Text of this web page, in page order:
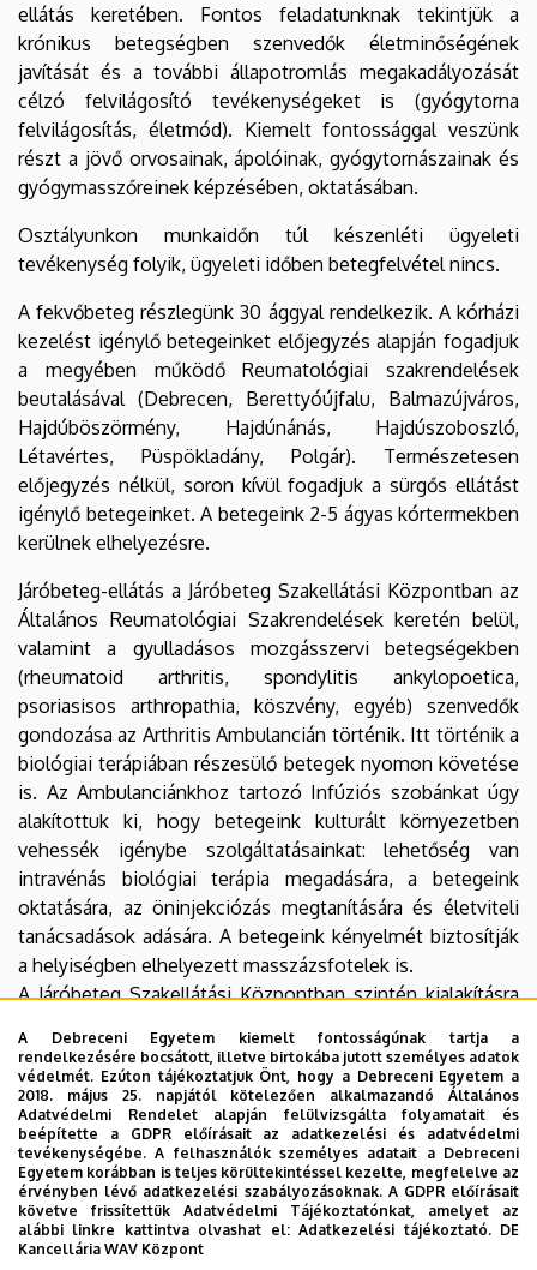
A Debreceni Egyetem kiemelt fontosságúnak tartja a
rendelkezésére bocsátott, illetve birtokába jutott személyes adatok
védelmét. Ezúton tájékoztatjuk Önt, hogy a Debreceni Egyetem a
2018. május 25. napjától kötelezően alkalmazandó Általános
Adatvédelmi Rendelet alapján felülvizsgálta folyamatait és
beépítette a GDPR előírásait az adatkezelési és adatvédelmi
tevékenységébe. A felhasználók személyes adatait a Debreceni
Egyetem korábban is teljes körültekintéssel kezelte, megfelelve az
érvényben lévő adatkezelési szabályozásoknak. A GDPR előírásait
követve frissítettük Adatvédelmi Tájékoztatónkat, amelyet az
alábbi linkre kattintva olvashat el:Adatkezelési tájékoztató. DE
Kancellária WAV Központ
ellátás keretében. Fontos feladatunknak tekintjük a
krónikus betegségben szenvedők életminőségének
javítását és a további állapotromlás megakadályozását
célzó felvilágosító tevékenységeket is (gyógytorna
felvilágosítás, életmód). Kiemelt fontossággal veszünk
részt a jövő orvosainak, ápolóinak, gyógytornászainak és
gyógymasszőreinek képzésében, oktatásában.
Osztályunkon munkaidőn túl készenléti ügyeleti
tevékenység folyik, ügyeleti időben betegfelvétel nincs.
A fekvőbeteg részlegünk 30 ággyal rendelkezik. A kórházi
kezelést igénylő betegeinket előjegyzés alapján fogadjuk
a megyében működő Reumatológiai szakrendelések
beutalásával (Debrecen, Berettyóújfalu, Balmazújváros,
Hajdúböszörmény, Hajdúnánás, Hajdúszoboszló,
Létavértes, Püspökladány, Polgár). Természetesen
előjegyzés nélkül, soron kívül fogadjuk a sürgős ellátást
igénylő betegeinket. A betegeink 2-5 ágyas kórtermekben
kerülnek elhelyezésre.
Járóbeteg-ellátás a Járóbeteg Szakellátási Központban az
Általános Reumatológiai Szakrendelések keretén belül,
valamint a gyulladásos mozgásszervi betegségekben
(rheumatoid arthritis, spondylitis ankylopoetica,
psoriasisos arthropathia, köszvény, egyéb) szenvedők
gondozása az Arthritis Ambulancián történik. Itt történik a
biológiai terápiában részesülő betegek nyomon követése
is. Az Ambulanciánkhoz tartozó Infúziós szobánkat úgy
alakítottuk ki, hogy betegeink kulturált környezetben
vehessék igénybe szolgáltatásainkat: lehetőség van
intravénás biológiai terápia megadására, a betegeink
oktatására, az öninjekciózás megtanítására és életviteli
tanácsadások adására. A betegeink kényelmét biztosítják
a helyiségben elhelyezett masszázsfotelek is.
A Járóbeteg Szakellátási Központban szintén kialakításra
elleni készítmények, az izomrelaxánsok, valamint az
értágító és keringésjavító infúziók kerülnek megadásra.
A mozgásszervi betegségek kezelésének fontos része a
fizioterápia. A bent fekvő betegeink részére az
Osztályunkon működő terápiás helyiségekben
(elektroterápiás helyiség, tornaterem, masszázshelyiség)
biztosítjuk a kezeléseket.